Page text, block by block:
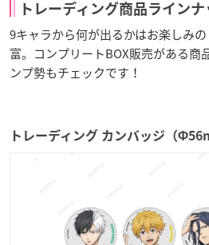
トレーディング商品ラインナ
9キャラから何が出るかはお楽しみ
富。コンプリートBOX販売がある商
ンプ勢もチェックです！
トレーディング カンバッジ（